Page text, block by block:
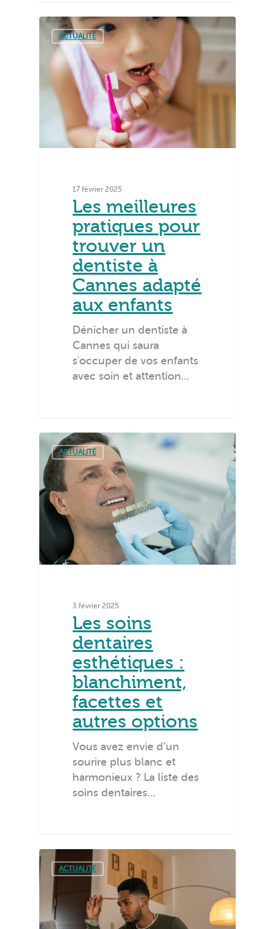
ACTUALITÉ
17 février 2025
Les meilleures
pratiques pour
trouver un
dentiste à
Cannes adapté
aux enfants
Dénicher un dentiste à
Cannes qui saura
s'occuper de vos enfants
avec soin et attention…
ACTUALITÉ
3 février 2025
Les soins
dentaires
esthétiques :
blanchiment,
facettes et
autres options
Vous avez envie d’un
sourire plus blanc et
harmonieux ? La liste des
soins dentaires…
ACTUALITÉ